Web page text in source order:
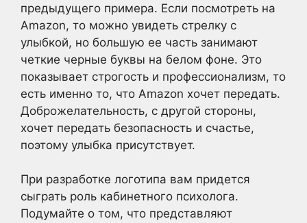
предыдущего примера. Если посмотреть на
Amazon, то можно увидеть стрелку с
улыбкой, но большую ее часть занимают
четкие черные буквы на белом фоне. Это
показывает строгость и профессионализм, то
есть именно то, что Amazon хочет передать.
Доброжелательность, с другой стороны,
хочет передать безопасность и счастье,
поэтому улыбка присутствует.
При разработке логотипа вам придется
сыграть роль кабинетного психолога.
Подумайте о том, что представляют